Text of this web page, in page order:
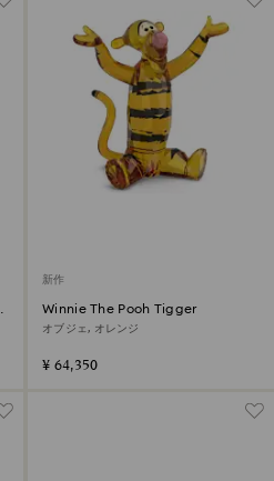
新作
Winnie The Pooh Tigger
オブジェ, オレンジ
¥ 64,350